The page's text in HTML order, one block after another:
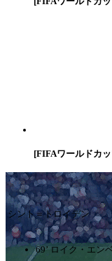
[FIFAワールドカ
シント＝トロイデン
69’ ロイク・エン